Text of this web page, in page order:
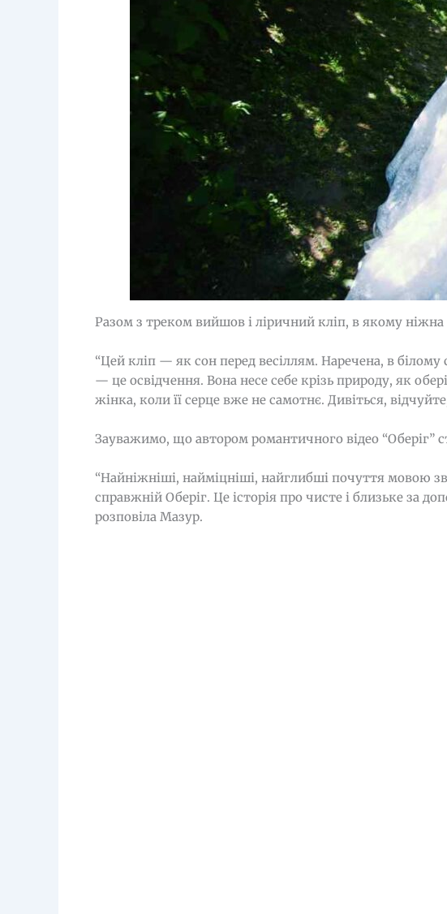
Разом з треком вийшов і ліричний кліп, в якому ніжна
“Цей кліп — як сон перед весіллям. Наречена, в білому
— це освідчення. Вона несе себе крізь природу, як
жінка, коли її серце вже не самотнє. Дивіться,
Зауважимо, що автором романтичного відео “Оберіг”
“Найніжніші, найміцніші, найглибші почуття мовою
справжній Оберіг. Це історія про чисте і близьке за
розповіла Мазур.